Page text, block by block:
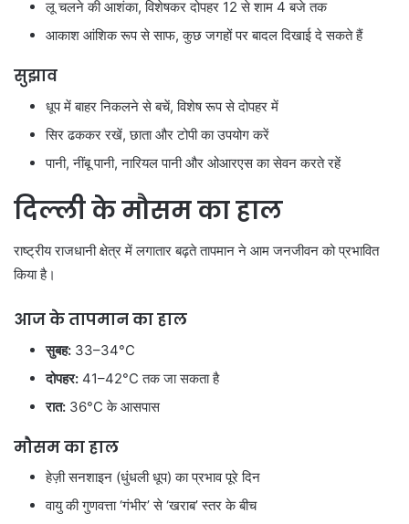
लू चलने की आशंका, विशेषकर दोपहर 12 से शाम 4 बजे तक
आकाश आंशिक रूप से साफ, कुछ जगहों पर बादल दिखाई दे सकते हैं
सुझाव
धूप में बाहर निकलने से बचें, विशेष रूप से दोपहर में
सिर ढककर रखें, छाता और टोपी का उपयोग करें
पानी, नींबू पानी, नारियल पानी और ओआरएस का सेवन करते रहें
दिल्ली के मौसम का हाल
राष्ट्रीय राजधानी क्षेत्र में लगातार बढ़ते तापमान ने आम जनजीवन को प्रभावित
किया है।
आज के तापमान का हाल
सुबह: 33–34°C
दोपहर: 41–42°C तक जा सकता है
रात: 36°C के आसपास
मौसम का हाल
हेज़ी सनशाइन (धुंधली धूप) का प्रभाव पूरे दिन
वायु की गुणवत्ता ‘गंभीर’ से ‘खराब’ स्तर के बीच